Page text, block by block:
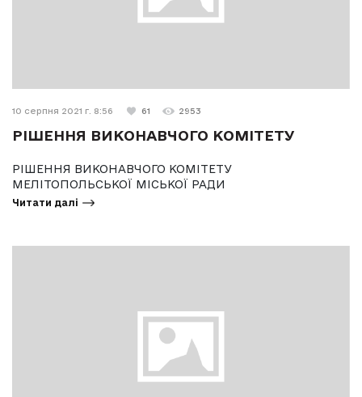
10 серпня 2021 г. 8:56 61 2953
РІШЕННЯ ВИКОНАВЧОГО КОМІТЕТУ
РІШЕННЯ ВИКОНАВЧОГО КОМІТЕТУ
МЕЛІТОПОЛЬСЬКОЇ МІСЬКОЇ РАДИ
Читати далі